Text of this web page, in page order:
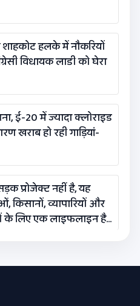
हलके में नौकरियों
विधायक लाडी को घेरा
ई-20 में ज्यादा क्लोराइड
खराब हो रही गाड़ियां-
प्रोजेक्ट नहीं है, यह
किसानों, व्यापारियों और
के लिए एक लाइफलाइन है: